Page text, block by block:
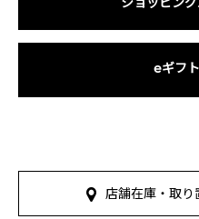
店舗在庫・取り